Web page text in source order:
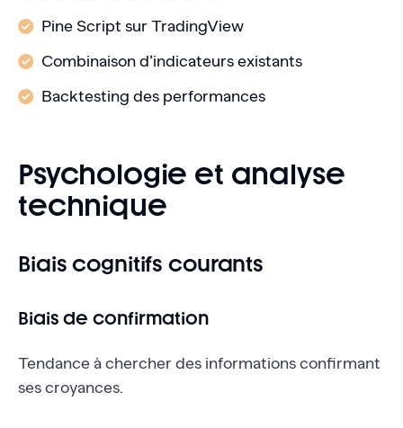
Pine Script sur TradingView
Combinaison d’indicateurs existants
Backtesting des performances
Psychologie et analyse
technique
Biais cognitifs courants
Biais de confirmation
Tendance à chercher des informations confirmant
ses croyances.